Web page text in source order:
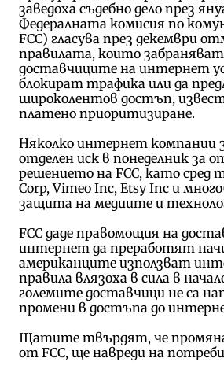
заведоха съдебно дело през
Федералната комисия по
FCC) гласува през декември
правилата, които
доставчиците на интернет
блокират трафика или да
широколентов достъп,
платено приоритизиране.
Няколко интернет компании
отделен иск в понеделник за
решението на FCC, като сред
Corp, Vimeo Inc, Etsy Inc и
защита на медиите и
FCC даде правомощия на
интернет да преработят
американците използват
правила влязоха в сила в
големите доставчици не са
промени в достъпа до
Щатите твърдят, че
от FCC, ще навреди на